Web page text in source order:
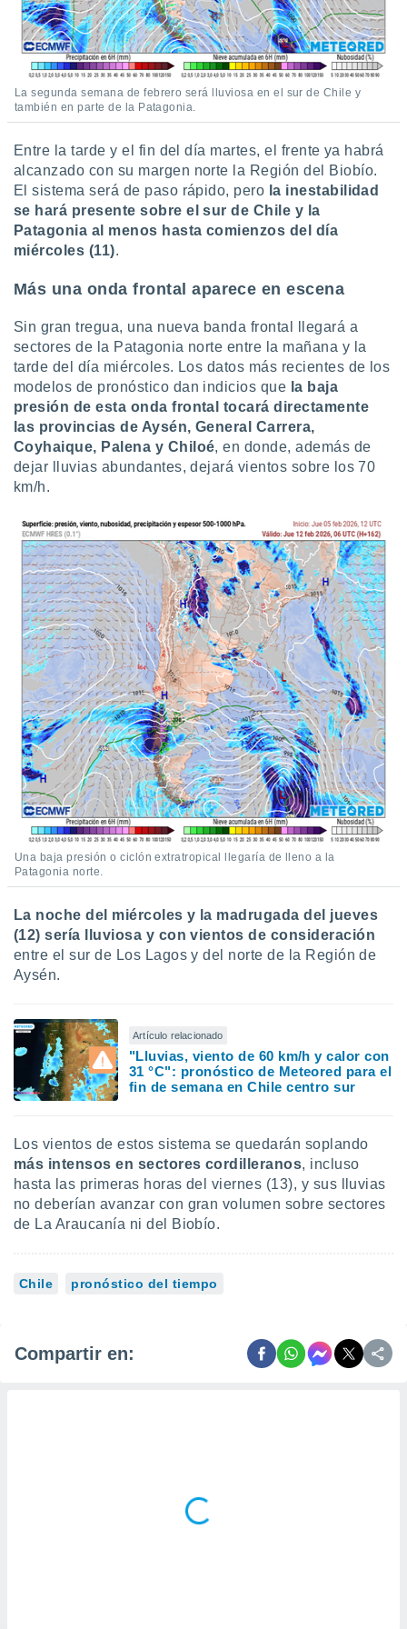
La segunda semana de febrero será lluviosa en el sur de Chile y
también en parte de la Patagonia.
Entre la tarde y el fin del día martes, el frente ya habrá
alcanzado con su margen norte la Región del Biobío.
El sistema será de paso rápido, pero la inestabilidad
se hará presente sobre el sur de Chile y la
Patagonia al menos hasta comienzos del día
miércoles (11).
Más una onda frontal aparece en escena
Sin gran tregua, una nueva banda frontal llegará a
sectores de la Patagonia norte entre la mañana y la
tarde del día miércoles. Los datos más recientes de los
modelos de pronóstico dan indicios que la baja
presión de esta onda frontal tocará directamente
las provincias de Aysén, General Carrera,
Coyhaique, Palena y Chiloé, en donde, además de
dejar lluvias abundantes, dejará vientos sobre los 70
km/h.
Una baja presión o ciclón extratropical llegaría de lleno a la
Patagonia norte.
La noche del miércoles y la madrugada del jueves
(12) sería lluviosa y con vientos de consideración
entre el sur de Los Lagos y del norte de la Región de
Aysén.
Artículo relacionado
"Lluvias, viento de 60 km/h y calor con
31 °C": pronóstico de Meteored para el
fin de semana en Chile centro sur
Los vientos de estos sistema se quedarán soplando
más intensos en sectores cordilleranos, incluso
hasta las primeras horas del viernes (13), y sus lluvias
no deberían avanzar con gran volumen sobre sectores
de La Araucanía ni del Biobío.
Chile pronóstico del tiempo
Compartir en: